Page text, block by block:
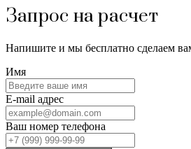
Запрос на расчет
Напишите и мы бесплатно сделаем
Имя
E-mail адрес
Ваш номер телефона